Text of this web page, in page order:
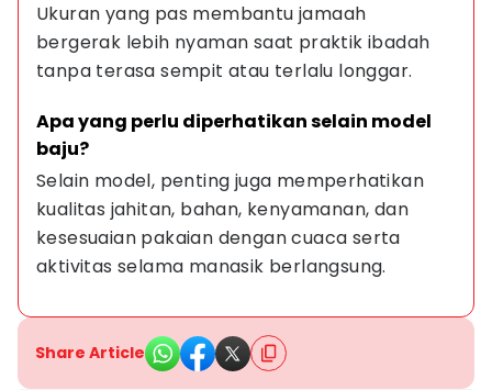
Ukuran yang pas membantu jamaah
bergerak lebih nyaman saat praktik ibadah
tanpa terasa sempit atau terlalu longgar.
Apa yang perlu diperhatikan selain model
baju?
Selain model, penting juga memperhatikan
kualitas jahitan, bahan, kenyamanan, dan
kesesuaian pakaian dengan cuaca serta
aktivitas selama manasik berlangsung.
Share Article